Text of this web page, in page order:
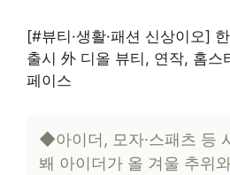
[#뷰티·생활·패션 신상이오]
출시 外 디올 뷰티, 연작, 홈스
페이스
◆아이더, 모자·스패츠 등
봬 아이더가 올 겨울 추위